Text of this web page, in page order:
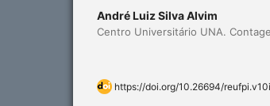
André Luiz Silva Alvim
Centro Universitário UNA.
https://doi.org/10.26694/